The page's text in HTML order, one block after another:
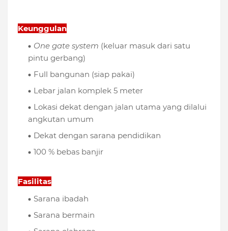
Keunggulan
One gate system (keluar masuk dari satu
pintu gerbang)
Full bangunan (siap pakai)
Lebar jalan komplek 5 meter
Lokasi dekat dengan jalan utama yang dilalui
angkutan umum
Dekat dengan sarana pendidikan
100 % bebas banjir
Fasilitas
Sarana ibadah
Sarana bermain